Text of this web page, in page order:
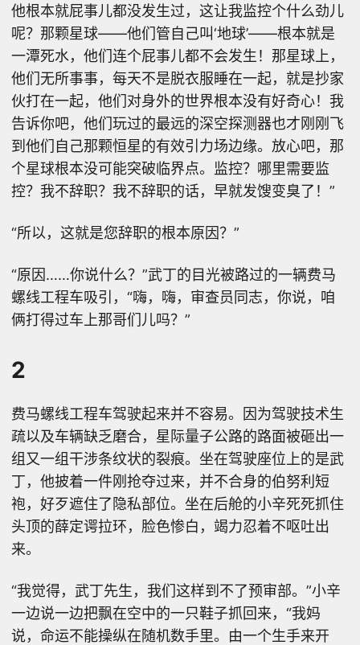
他根本就屁事儿都没发生过，这让我监控个什么劲儿
呢？那颗星球——他们管自己叫‘地球’——根本就是
一潭死水，他们连个屁事儿都不会发生！那星球上，
他们无所事事，每天不是脱衣服睡在一起，就是抄家
伙打在一起，他们对身外的世界根本没有好奇心！我
告诉你吧，他们玩过的最远的深空探测器也才刚刚飞
到他们自己那颗恒星的有效引力场边缘。放心吧，那
个星球根本没可能突破临界点。监控？哪里需要监
控？我不辞职？我不辞职的话，早就发馊变臭了！”
“所以，这就是您辞职的根本原因？”
“原因……你说什么？”武丁的目光被路过的一辆费马
螺线工程车吸引，“嗨，嗨，审查员同志，你说，咱
俩打得过车上那哥们儿吗？”
2
费马螺线工程车驾驶起来并不容易。因为驾驶技术生
疏以及车辆缺乏磨合，星际量子公路的路面被砸出一
组又一组干涉条纹状的裂痕。坐在驾驶座位上的是武
丁，他披着一件刚抢夺过来，并不合身的伯努利短
袍，好歹遮住了隐私部位。坐在后舱的小辛死死抓住
头顶的薛定谔拉环，脸色惨白，竭力忍着不呕吐出
来。
“我觉得，武丁先生，我们这样到不了预审部。”小辛
一边说一边把飘在空中的一只鞋子抓回来，“我妈
说，命运不能操纵在随机数手里。由一个生手来开